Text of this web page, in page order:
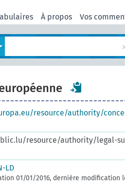
À propos Vos
resource/authority/
resource/authority/legal-
LD
01/01/2016, dernière modification